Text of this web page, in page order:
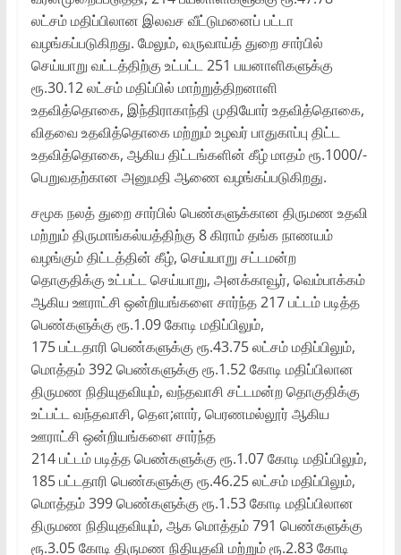
லட்சம் மதிப்பிலான இலவச வீட்டுமனைப் பட்டா
வழங்கப்படுகிறது. மேலும், வருவாய்த் துறை சார்பில்
செய்யாறு வட்டத்திற்கு உட்பட்ட 251 பயனாளிகளுக்கு
ரூ.30.12 லட்சம் மதிப்பில் மாற்றுத்திறனாளி
உதவித்தொகை, இந்திராகாந்தி முதியோர் உதவித்தொகை,
விதவை உதவித்தொகை மற்றும் உழவர் பாதுகாப்பு திட்ட
உதவித்தொகை, ஆகிய திட்டங்களின் கீழ் மாதம் ரூ.1000/-
பெறுவதற்கான அனுமதி ஆணை வழங்கப்படுகிறது.
சமூக நலத் துறை சார்பில் பெண்களுக்கான திருமண உதவி
மற்றும் திருமாங்கல்யத்திற்கு 8 கிராம் தங்க நாணயம்
வழங்கும் திட்டத்தின் கீழ், செய்யாறு சட்டமன்ற
தொகுதிக்கு உட்பட்ட செய்யாறு, அனக்காவூர், வெம்பாக்கம்
ஆகிய ஊராட்சி ஒன்றியங்களை சார்ந்த 217 பட்டம் படித்த
பெண்களுக்கு ரூ.1.09 கோடி மதிப்பிலும்,
175 பட்டதாரி பெண்களுக்கு ரூ.43.75 லட்சம் மதிப்பிலும்,
மொத்தம் 392 பெண்களுக்கு ரூ.1.52 கோடி மதிப்பிலான
திருமண நிதியுதவியும், வந்தவாசி சட்டமன்ற தொகுதிக்கு
உட்பட்ட வந்தவாசி, தௌ;ளார், பெரணமல்லூர் ஆகிய
ஊராட்சி ஒன்றியங்களை சார்ந்த
214 பட்டம் படித்த பெண்களுக்கு ரூ.1.07 கோடி மதிப்பிலும்,
185 பட்டதாரி பெண்களுக்கு ரூ.46.25 லட்சம் மதிப்பிலும்,
மொத்தம் 399 பெண்களுக்கு ரூ.1.53 கோடி மதிப்பிலான
திருமண நிதியுதவியும், ஆக மொத்தம் 791 பெண்களுக்கு
ரூ.3.05 கோடி திருமண நிதியுதவி மற்றும் ரூ.2.83 கோடி